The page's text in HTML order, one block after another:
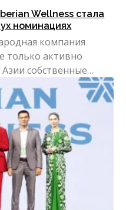
Wellness стала
номинациях
компания
только активно
собственные